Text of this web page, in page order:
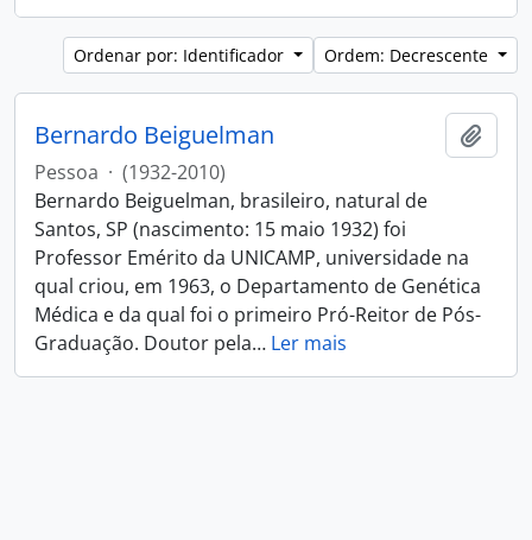
Ordenar por: Identificador Ordem: Decrescente
Bernardo Beiguelman
Pessoa · (1932-2010)
Bernardo Beiguelman, brasileiro, natural de
Santos, SP (nascimento: 15 maio 1932) foi
Professor Emérito da UNICAMP, universidade na
qual criou, em 1963, o Departamento de Genética
Médica e da qual foi o primeiro Pró-Reitor de Pós-
Graduação. Doutor pela… Ler mais